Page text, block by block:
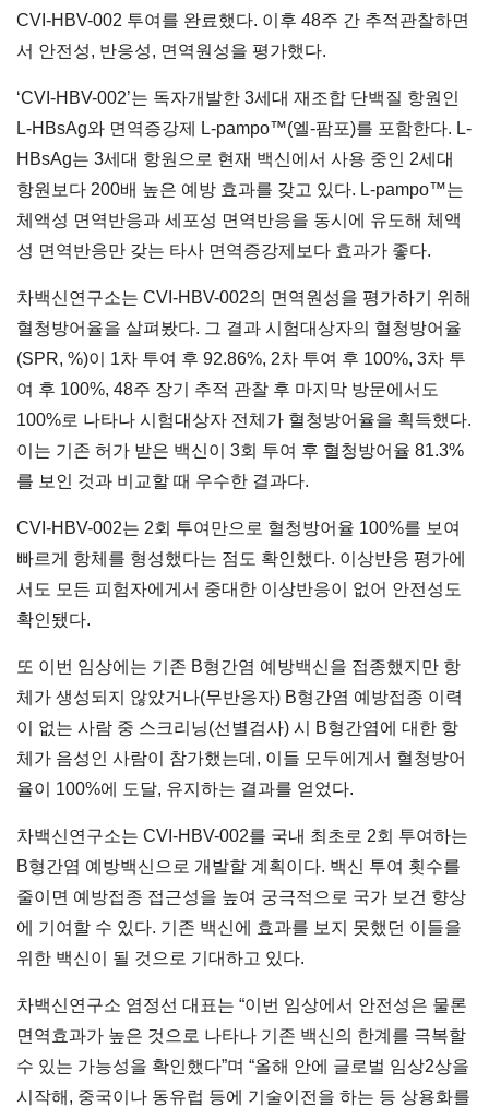
CVI-HBV-002 투여를 완료했다. 이후 48주 간 추적관찰하면
서 안전성, 반응성, 면역원성을 평가했다.
‘CVI-HBV-002’는 독자개발한 3세대 재조합 단백질 항원인
L-HBsAg와 면역증강제 L-pampo™(엘-팜포)를 포함한다. L-
HBsAg는 3세대 항원으로 현재 백신에서 사용 중인 2세대
항원보다 200배 높은 예방 효과를 갖고 있다. L-pampo™는
체액성 면역반응과 세포성 면역반응을 동시에 유도해 체액
성 면역반응만 갖는 타사 면역증강제보다 효과가 좋다.
차백신연구소는 CVI-HBV-002의 면역원성을 평가하기 위해
혈청방어율을 살펴봤다. 그 결과 시험대상자의 혈청방어율
(SPR, %)이 1차 투여 후 92.86%, 2차 투여 후 100%, 3차 투
여 후 100%, 48주 장기 추적 관찰 후 마지막 방문에서도
100%로 나타나 시험대상자 전체가 혈청방어율을 획득했다.
이는 기존 허가 받은 백신이 3회 투여 후 혈청방어율 81.3%
를 보인 것과 비교할 때 우수한 결과다.
CVI-HBV-002는 2회 투여만으로 혈청방어율 100%를 보여
빠르게 항체를 형성했다는 점도 확인했다. 이상반응 평가에
서도 모든 피험자에게서 중대한 이상반응이 없어 안전성도
확인됐다.
또 이번 임상에는 기존 B형간염 예방백신을 접종했지만 항
체가 생성되지 않았거나(무반응자) B형간염 예방접종 이력
이 없는 사람 중 스크리닝(선별검사) 시 B형간염에 대한 항
체가 음성인 사람이 참가했는데, 이들 모두에게서 혈청방어
율이 100%에 도달, 유지하는 결과를 얻었다.
차백신연구소는 CVI-HBV-002를 국내 최초로 2회 투여하는
B형간염 예방백신으로 개발할 계획이다. 백신 투여 횟수를
줄이면 예방접종 접근성을 높여 궁극적으로 국가 보건 향상
에 기여할 수 있다. 기존 백신에 효과를 보지 못했던 이들을
위한 백신이 될 것으로 기대하고 있다.
차백신연구소 염정선 대표는 “이번 임상에서 안전성은 물론
면역효과가 높은 것으로 나타나 기존 백신의 한계를 극복할
수 있는 가능성을 확인했다”며 “올해 안에 글로벌 임상2상을
시작해, 중국이나 동유럽 등에 기술이전을 하는 등 상용화를